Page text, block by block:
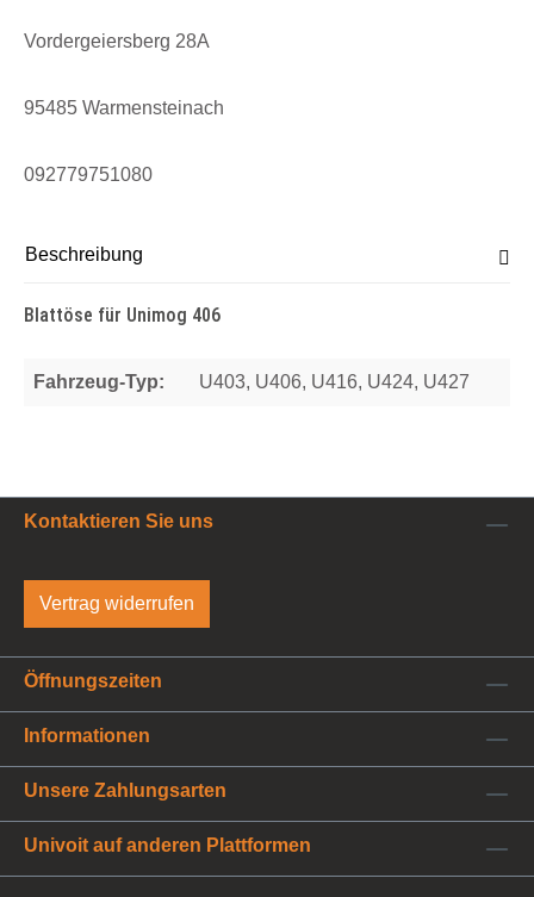
Vordergeiersberg 28A
95485 Warmensteinach
092779751080
Beschreibung
Blattöse für Unimog 406
Fahrzeug-Typ: U403, U406, U416, U424, U427
Kontaktieren Sie uns
Vertrag widerrufen
Öffnungszeiten
Informationen
Unsere Zahlungsarten
Univoit auf anderen Plattformen